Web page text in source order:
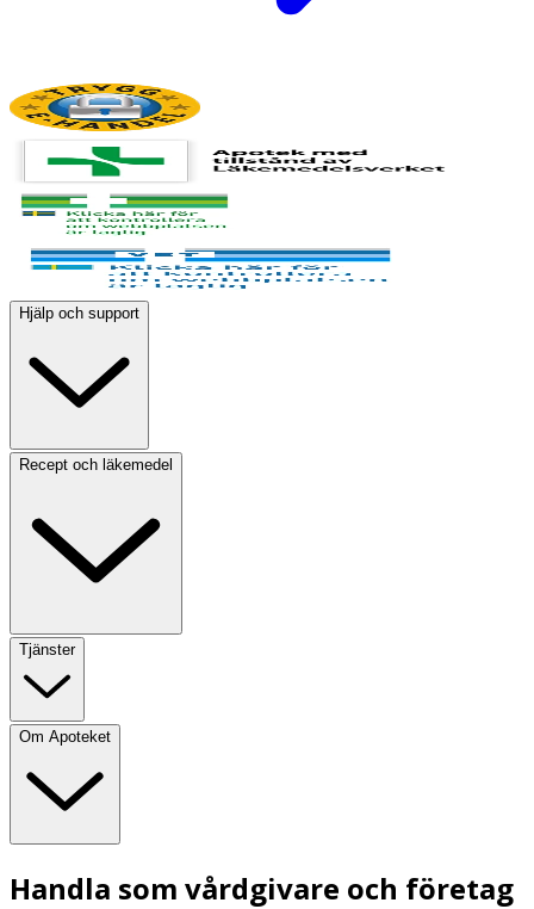
Hjälp och support
Recept och läkemedel
Tjänster
Om Apoteket
Handla som vårdgivare och företag